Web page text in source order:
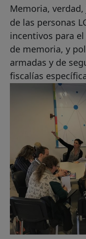
Memoria,
de las personas
incentivos para
de memoria, y
armadas y de
fiscalías